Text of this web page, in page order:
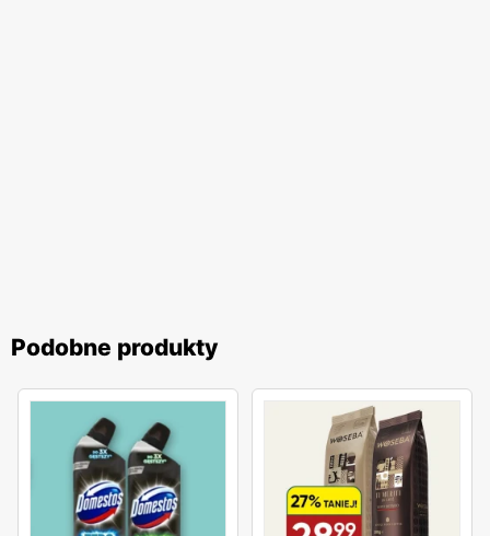
Podobne produkty